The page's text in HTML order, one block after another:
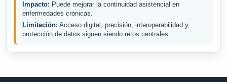
Impacto: Puede mejorar la continuidad asistencial en
enfermedades crónicas.
Limitación: Acceso digital, precisión, interoperabilidad y
protección de datos siguen siendo retos centrales.